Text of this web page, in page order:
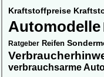
Kraftstoffpreise
Automodelle
Ratgeber Reifen
verbrauchsarme